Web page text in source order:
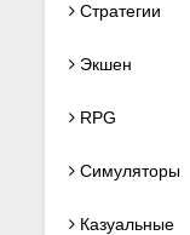
Стратегии
Экшен
RPG
Симуляторы
Казуальные